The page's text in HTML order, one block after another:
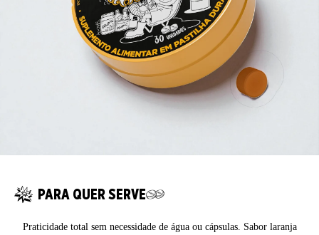
PARA QUER SERVE
Praticidade total sem necessidade de água ou cápsulas. Sabor laranja